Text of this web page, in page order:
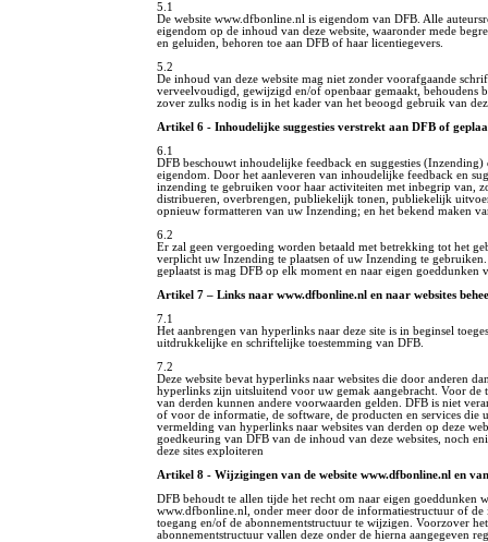
5.1
De website www.dfbonline.nl is eigendom van DFB. Alle
eigendom op de inhoud van deze website, waaronder mede
en geluiden, behoren toe aan DFB of haar licentiegevers.
5.2
De inhoud van deze website mag niet zonder voorafgaande
verveelvoudigd, gewijzigd en/of openbaar gemaakt, behoudens
zover zulks nodig is in het kader van het beoogd gebruik van
Artikel 6 - Inhoudelijke suggesties verstrekt aan DFB of
6.1
DFB beschouwt inhoudelijke feedback en suggesties
eigendom. Door het aanleveren van inhoudelijke feedback en
inzending te gebruiken voor haar activiteiten met inbegrip van,
distribueren, overbrengen, publiekelijk tonen, publiekelijk
opnieuw formatteren van uw Inzending; en het bekend maken
6.2
Er zal geen vergoeding worden betaald met betrekking tot het
verplicht uw Inzending te plaatsen of uw Inzending te
geplaatst is mag DFB op elk moment en naar eigen goeddunken
Artikel 7 – Links naar www.dfbonline.nl en naar websites
7.1
Het aanbrengen van hyperlinks naar deze site is in beginsel
uitdrukkelijke en schriftelijke toestemming van DFB.
7.2
Deze website bevat hyperlinks naar websites die door anderen
hyperlinks zijn uitsluitend voor uw gemak aangebracht. Voor de
van derden kunnen andere voorwaarden gelden. DFB is niet
of voor de informatie, de software, de producten en services die
vermelding van hyperlinks naar websites van derden op deze
goedkeuring van DFB van de inhoud van deze websites, noch
deze sites exploiteren
Artikel 8 - Wijzigingen van de website www.dfbonline.nl en
DFB behoudt te allen tijde het recht om naar eigen goeddunken
www.dfbonline.nl, onder meer door de informatiestructuur of
toegang en/of de abonnementstructuur te wijzigen. Voorzover
abonnementstructuur vallen deze onder de hierna aangegeven